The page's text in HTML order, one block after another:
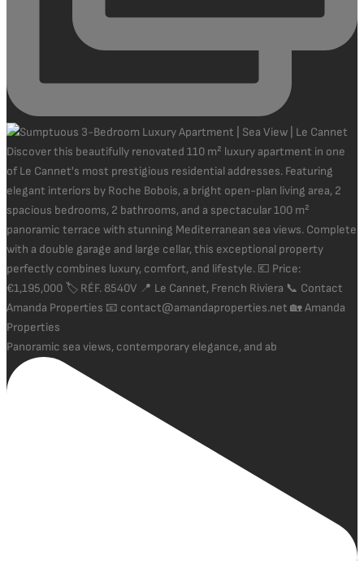
Panoramic sea views, contemporary elegance, and ab